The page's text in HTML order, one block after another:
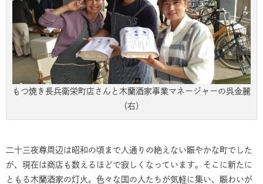
もつ焼き長兵衛栄町店さんと木蘭酒家事業マネージャーの呉金麗
（右）
二十三夜尊周辺は昭和の頃まで人通りの絶えない賑やかな町でした
が、現在は商店も数えるほどで寂しくなっています。そこに新たに
ともる木蘭酒家の灯火。色々な国の人たちが気軽に集い、賑わいが